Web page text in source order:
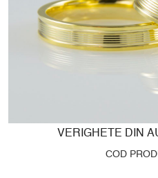
VERIGHETE DIN
COD